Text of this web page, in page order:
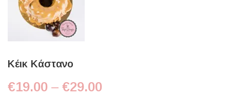
Κέικ Κάστανο
€19.00 – €29.00